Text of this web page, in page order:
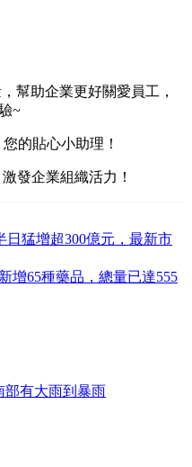
幫助企業更好關愛員工，
~
的貼心小助理！
發企業組織活力！
日猛增超300億元，最新市
增65種藥品，總量已達555
部有大雨到暴雨